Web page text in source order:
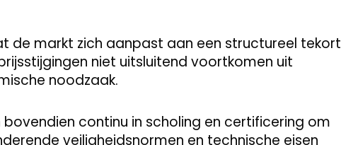
de markt zich aanpast aan een structureel tekort
niet uitsluitend voortkomen uit
noodzaak.
continu in scholing en certificering om
veiligheidsnormen en technische eisen